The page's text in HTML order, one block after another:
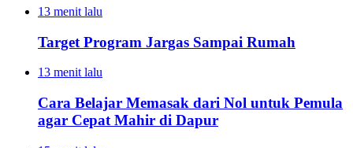
13 menit lalu
Target Program Jargas Sampai Rumah
13 menit lalu
Cara Belajar Memasak dari Nol untuk Pemula
agar Cepat Mahir di Dapur